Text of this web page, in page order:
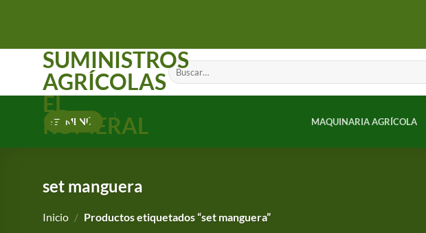
SUMINISTROS
AGRÍCOLAS
EL
ROMERAL
Buscar
por:
MENÚ MAQUINARIA AGRÍCOLA
set manguera
Inicio / Productos etiquetados “set manguera”